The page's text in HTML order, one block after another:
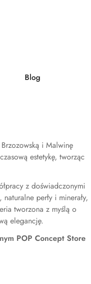
Blog
i Malwinę
estetykę, tworząc
z doświadczonymi
perły i minerały,
tworzona z myślą o
elegancję.
POP Concept Store